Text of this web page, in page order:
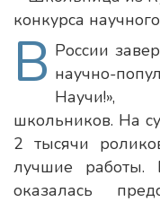
В России
научно-
Научи!»,
школьников. На
2 тысячи
лучшие работы.
оказалась